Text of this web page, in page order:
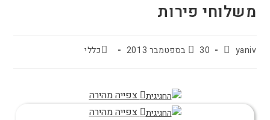
משלוחי פירות
yaniv 30 בספטמבר 2013 כללי
צפייה מהירה
צפייה מהירה